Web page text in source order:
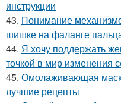
инструкции
43. Понимание
шишке на фаланге
44. Я хочу поддержать
точкой в мир изменения
45. Омолаживающая
лучшие рецепты